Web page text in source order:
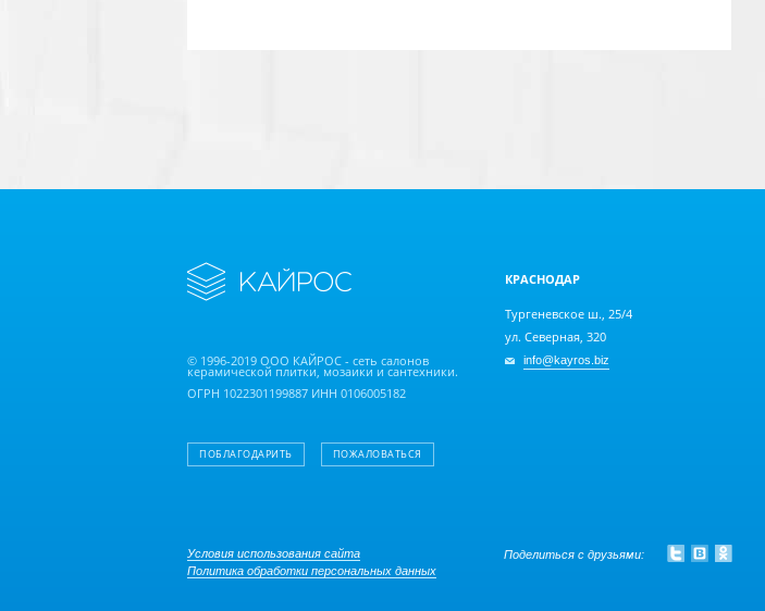
© 1996-2019 ООО КАЙРОС - сеть салонов
керамической плитки, мозаики и сантехники.
ОГРН 1022301199887 ИНН 0106005182
ПОБЛАГОДАРИТЬ ПОЖАЛОВАТЬСЯ
КРАСНОДАР
Тургеневское ш., 25/4
ул. Северная, 320
info@kayros.biz
Условия использования сайта
Политика обработки персональных данных
Поделиться с друзьями: